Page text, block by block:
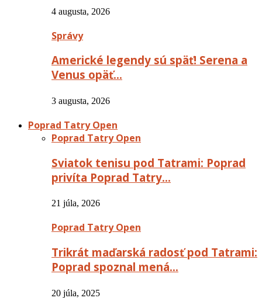
4 augusta, 2026
Správy
Americké legendy sú späť! Serena a
Venus opäť…
3 augusta, 2026
Poprad Tatry Open
Poprad Tatry Open
Sviatok tenisu pod Tatrami: Poprad
privíta Poprad Tatry…
21 júla, 2026
Poprad Tatry Open
Trikrát maďarská radosť pod Tatrami:
Poprad spoznal mená…
20 júla, 2025